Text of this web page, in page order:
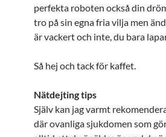
perfekta roboten också din
tro på sin egna fria vilja men
är vackert och inte, du bara
Så hej och tack för kaffet.
Nätdejting tips
Själv kan jag varmt
där ovanliga sjukdomen som